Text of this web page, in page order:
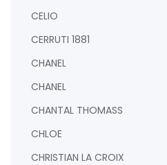
CELIO
CERRUTI 1881
CHANEL
CHANEL
CHANTAL THOMASS
CHLOE
CHRISTIAN LA CROIX